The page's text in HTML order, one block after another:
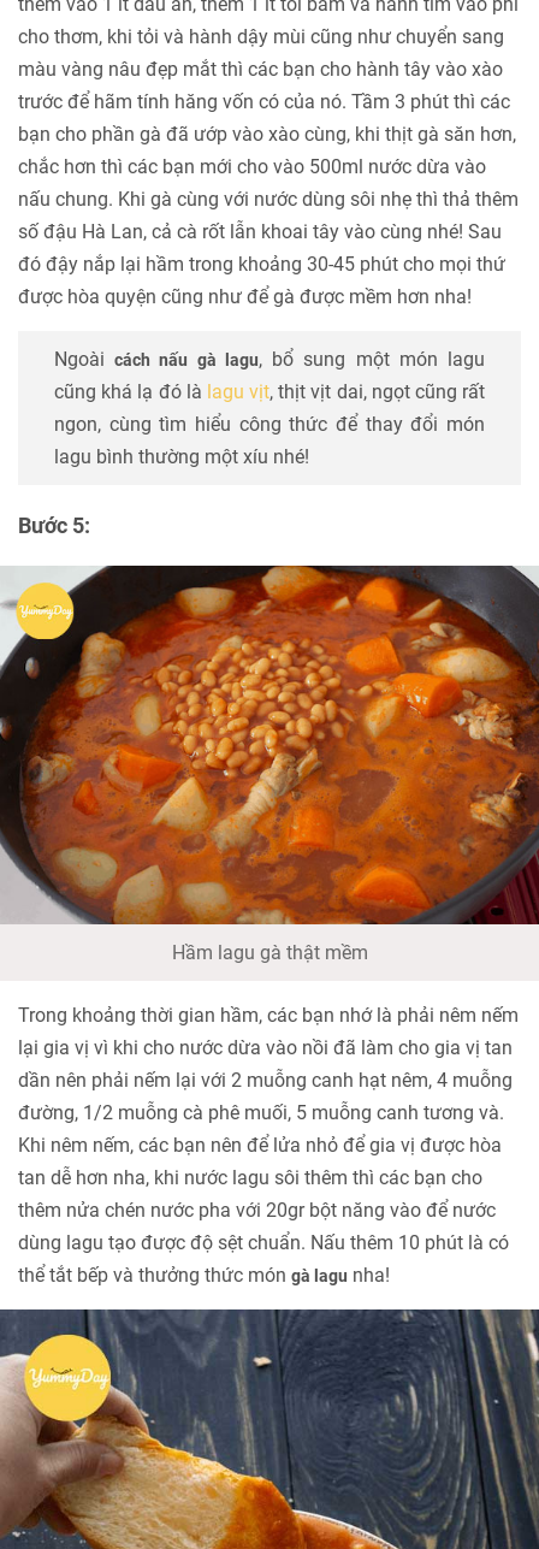
cho thơm, khi tỏi và hành dậy mùi cũng như chuyển sang
màu vàng nâu đẹp mắt thì các bạn cho hành tây vào xào
trước để hãm tính hăng vốn có của nó. Tầm 3 phút thì các
bạn cho phần gà đã ướp vào xào cùng, khi thịt gà săn hơn,
chắc hơn thì các bạn mới cho vào 500ml nước dừa vào
nấu chung. Khi gà cùng với nước dùng sôi nhẹ thì thả thêm
số đậu Hà Lan, cả cà rốt lẫn khoai tây vào cùng nhé! Sau
đó đậy nắp lại hầm trong khoảng 30-45 phút cho mọi thứ
được hòa quyện cũng như để gà được mềm hơn nha!
Ngoàicách nấu gà lagu, bổ sung một món lagu
cũng khá lạ đó là lagu vịt, thịt vịt dai, ngọt cũng rất
ngon, cùng tìm hiểu công thức để thay đổi món
lagu bình thường một xíu nhé!
Bước 5:
Hầm lagu gà thật mềm
Trong khoảng thời gian hầm, các bạn nhớ là phải nêm nếm
lại gia vị vì khi cho nước dừa vào nồi đã làm cho gia vị tan
dần nên phải nếm lại với 2 muỗng canh hạt nêm, 4 muỗng
đường, 1/2 muỗng cà phê muối, 5 muỗng canh tương và.
Khi nêm nếm, các bạn nên để lửa nhỏ để gia vị được hòa
tan dễ hơn nha, khi nước lagu sôi thêm thì các bạn cho
thêm nửa chén nước pha với 20gr bột năng vào để nước
dùng lagu tạo được độ sệt chuẩn. Nấu thêm 10 phút là có
thể tắt bếp và thưởng thức món gà lagu nha!